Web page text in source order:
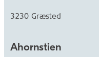
3230 Græsted
Ahornstien